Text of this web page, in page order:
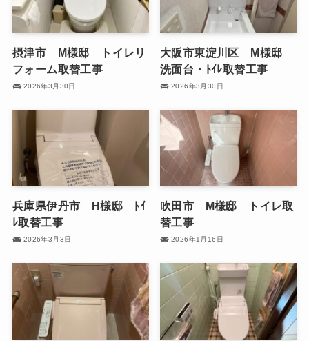
摂津市 M様邸 トイレリ
フォーム取替工事
2026年3月30日
大阪市東淀川区 M様邸
洗面台・ﾄｲﾚ取替工事
2026年3月30日
兵庫県伊丹市 H様邸 ﾄｲ
ﾚ取替工事
2026年3月3日
吹田市 M様邸 トイレ取
替工事
2026年1月16日